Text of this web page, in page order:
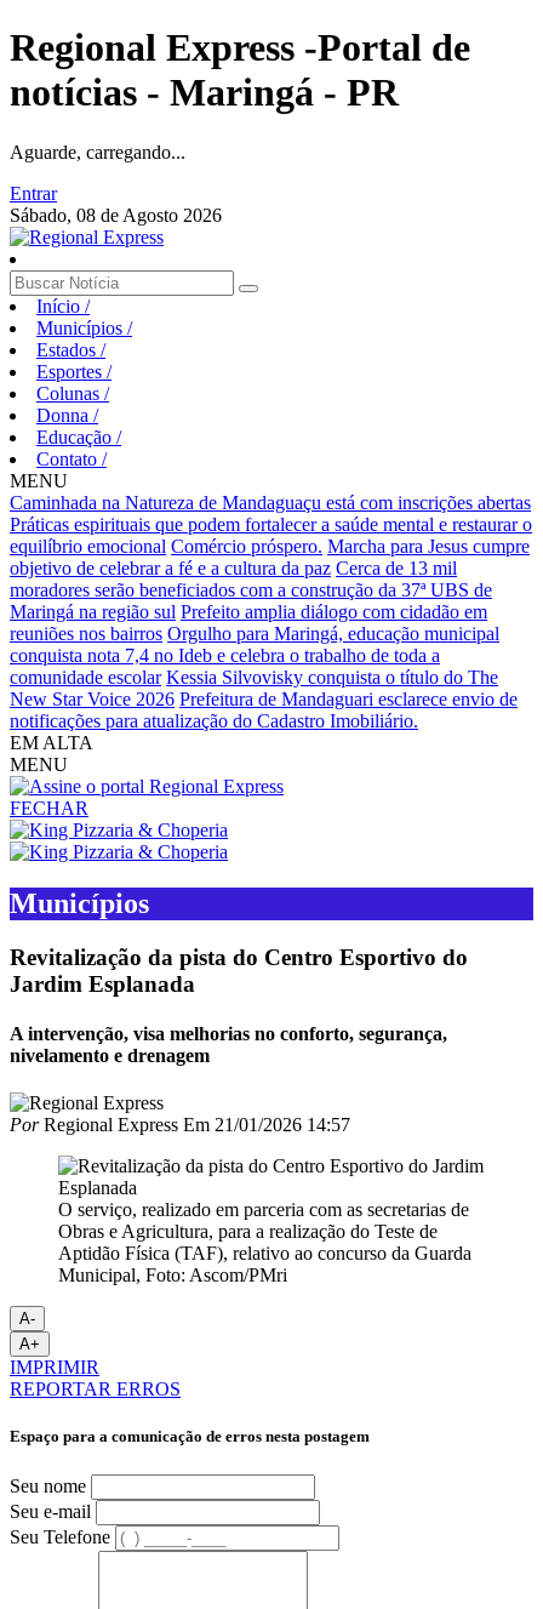
Regional Express -Portal de
notícias - Maringá - PR
Aguarde, carregando...
Entrar
Sábado, 08 de Agosto 2026
Início /
Municípios /
Estados /
Esportes /
Colunas /
Donna /
Educação /
Contato /
MENU
Caminhada na Natureza de Mandaguaçu está com inscrições abertas
Práticas espirituais que podem fortalecer a saúde mental e restaurar o
equilíbrio emocional Comércio próspero. Marcha para Jesus cumpre
objetivo de celebrar a fé e a cultura da paz Cerca de 13 mil
moradores serão beneficiados com a construção da 37ª UBS de
Maringá na região sul Prefeito amplia diálogo com cidadão em
reuniões nos bairros Orgulho para Maringá, educação municipal
conquista nota 7,4 no Ideb e celebra o trabalho de toda a
comunidade escolar Kessia Silvovisky conquista o título do The
New Star Voice 2026 Prefeitura de Mandaguari esclarece envio de
notificações para atualização do Cadastro Imobiliário.
EM ALTA
MENU
FECHAR
Municípios
Revitalização da pista do Centro Esportivo do
Jardim Esplanada
A intervenção, visa melhorias no conforto, segurança,
nivelamento e drenagem
PorRegional Express Em 21/01/2026 14:57
O serviço, realizado em parceria com as secretarias de
Obras e Agricultura, para a realização do Teste de
Aptidão Física (TAF), relativo ao concurso da Guarda
Municipal, Foto: Ascom/PMri
A-
A+
IMPRIMIR
REPORTAR ERROS
Espaço para a comunicação de erros nesta postagem
Seu nome
Seu e-mail
Seu Telefone